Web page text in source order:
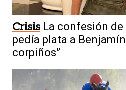
Crisis La confesión de
pedía plata a
corpiños”